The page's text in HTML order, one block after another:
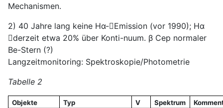
Mechanismen.
2) 40 Jahre lang keine Hα-Emission (vor 1990); Hα
derzeit etwa 20% über Konti-nuum. β Cep normaler
Be-Stern (?)
Langzeitmonitoring: Spektroskopie/Photometrie
Tabelle 2
Objekte Typ V Spektrum